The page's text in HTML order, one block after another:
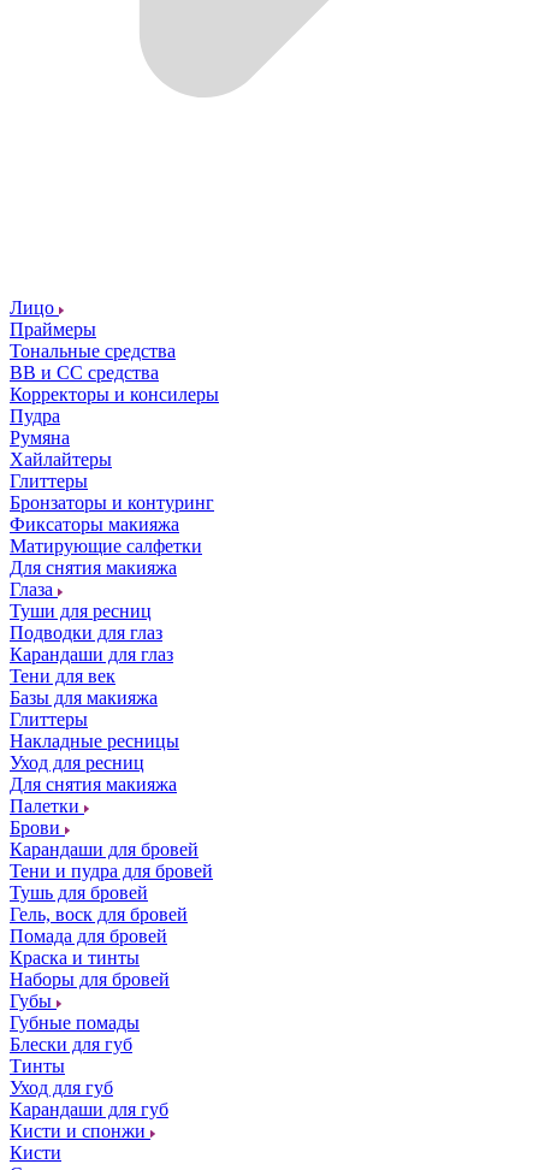
Лицо
Праймеры
Тональные средства
ВВ и СС средства
Корректоры и консилеры
Пудра
Румяна
Хайлайтеры
Глиттеры
Бронзаторы и контуринг
Фиксаторы макияжа
Матирующие салфетки
Для снятия макияжа
Глаза
Туши для ресниц
Подводки для глаз
Карандаши для глаз
Тени для век
Базы для макияжа
Глиттеры
Накладные ресницы
Уход для ресниц
Для снятия макияжа
Палетки
Брови
Карандаши для бровей
Тени и пудра для бровей
Тушь для бровей
Гель, воск для бровей
Помада для бровей
Краска и тинты
Наборы для бровей
Губы
Губные помады
Блески для губ
Тинты
Уход для губ
Карандаши для губ
Кисти и спонжи
Кисти